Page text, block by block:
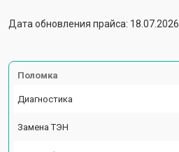
Дата обновления прайса: 18.07.2026
Поломка
Диагностика
Замена ТЭН